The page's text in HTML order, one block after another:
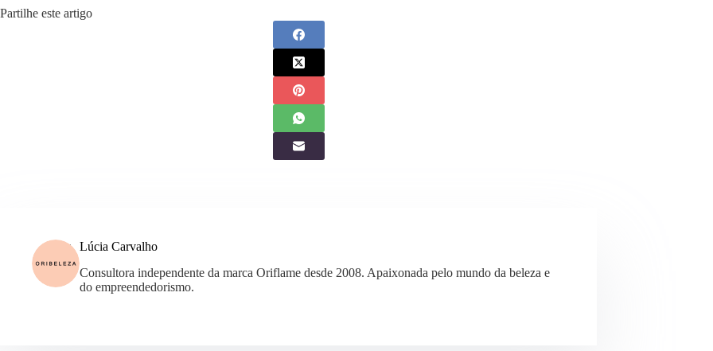
Partilhe este artigo
Lúcia Carvalho
Consultora independente da marca Oriflame desde 2008. Apaixonada pelo mundo da beleza e
do empreendedorismo.